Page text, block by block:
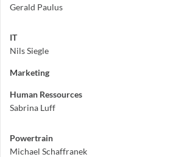
Gerald Paulus
IT
Nils Siegle
Marketing
Human Ressources
Sabrina Luff
Powertrain
Michael Schaffranek